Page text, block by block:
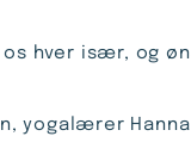
hver især, og
yogalærer Hanna